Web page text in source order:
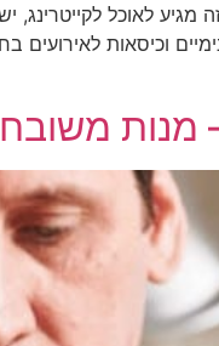
מגיע לאוכל
וכיסאות
מנות